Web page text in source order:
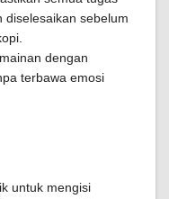
diselesaikan sebelum
dengan
terbawa emosi
untuk mengisi